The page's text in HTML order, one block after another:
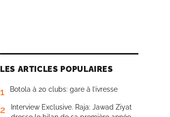
LES ARTICLES POPULAIRES
1 Botola à 20 clubs: gare à l’ivresse
2
Interview Exclusive. Raja: Jawad Ziyat